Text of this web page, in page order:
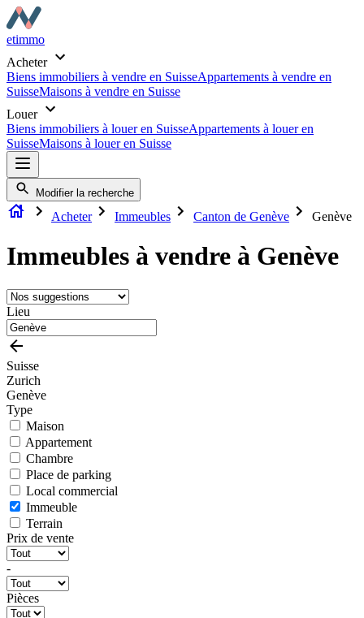
etimmo
Acheter
Biens immobiliers à vendre en SuisseAppartements à vendre en
SuisseMaisons à vendre en Suisse
Louer
Biens immobiliers à louer en SuisseAppartements à louer en
SuisseMaisons à louer en Suisse
Modifier la recherche
Acheter Immeubles Canton de Genève Genève
Immeubles à vendre à Genève
Lieu
Suisse
Zurich
Genève
Type
Maison
Appartement
Chambre
Place de parking
Local commercial
Immeuble
Terrain
Prix de vente
-
Pièces